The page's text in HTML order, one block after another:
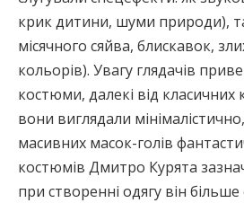
крик дитини, шуми природи),
місячного сяйва, блискавок,
кольорів). Увагу глядачів
костюми, далекі від класичних
вони виглядали
масивних масок-голів
костюмів Дмитро Курята
при створенні одягу він